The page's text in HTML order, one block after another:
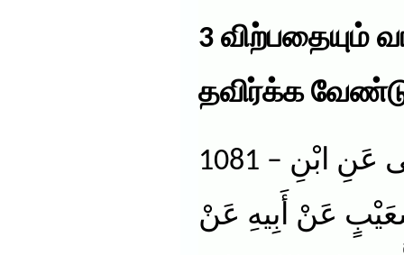
3 விற்பதையும்
தவிர்க்க
1081 – حَدَّثَنَا مُسَدَّدٌ حَدَّثَنَا يَحْيَى عَنِ ابْنِ
عَنْ أَبِيهِ عَنْ